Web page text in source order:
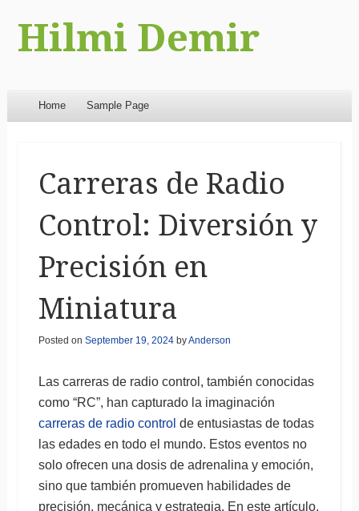
Hilmi Demir
Menu
Skip to content
Home Sample Page
Carreras de Radio
Control: Diversión y
Precisión en
Miniatura
Posted on September 19, 2024byAnderson
Las carreras de radio control, también conocidas
como “RC”, han capturado la imaginación
carreras de radio control de entusiastas de todas
las edades en todo el mundo. Estos eventos no
solo ofrecen una dosis de adrenalina y emoción,
sino que también promueven habilidades de
precisión, mecánica y estrategia. En este artículo,